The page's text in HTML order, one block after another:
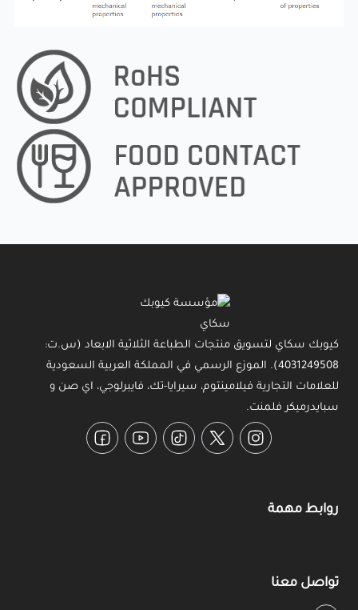
كيوبك سكاي لتسويق منتجات الطباعة الثلاثية الابعاد (س.ت:
4031249508). الموزع الرسمي في المملكة العربية السعودية
للعلامات التجارية فيلامينتوم، سيرايا-تك، فايبرلوجي، اي صن و
سبايدرميكر فلمنت.
Instagram
Twitter
TikTok
YouTube
Facebook
روابط مهمة
تواصل معنا